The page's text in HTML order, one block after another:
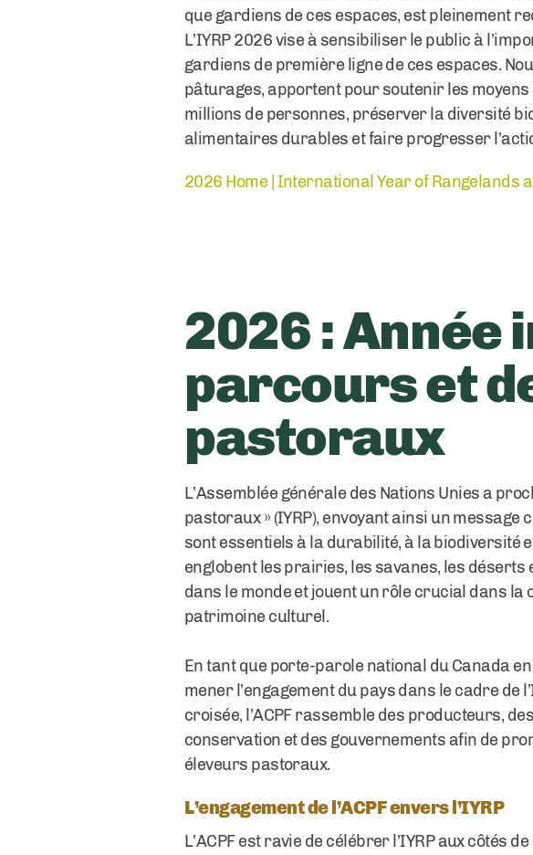
que gardiens de ces espaces, est pleinement
L’IYRP 2026 vise à sensibiliser le public à
gardiens de première ligne de ces espaces.
pâturages, apportent pour soutenir les
millions de personnes, préserver la diversité
alimentaires durables et faire progresser
2026 Home | International Year of Rangelands
2026 :
parcours et
pastoraux
L’Assemblée générale des Nations Unies a
pastoraux » (IYRP), envoyant ainsi un
sont essentiels à la durabilité, à la biodiversité
englobent les prairies, les savanes, les
dans le monde et jouent un rôle crucial dans la
patrimoine culturel.
En tant que porte-parole national du Canada
mener l’engagement du pays dans le cadre de
croisée, l’ACPF rassemble des producteurs,
conservation et des gouvernements afin de
éleveurs pastoraux.
L’engagement de l’ACPF envers l’IYRP
L’ACPF est ravie de célébrer l’IYRP aux côtés